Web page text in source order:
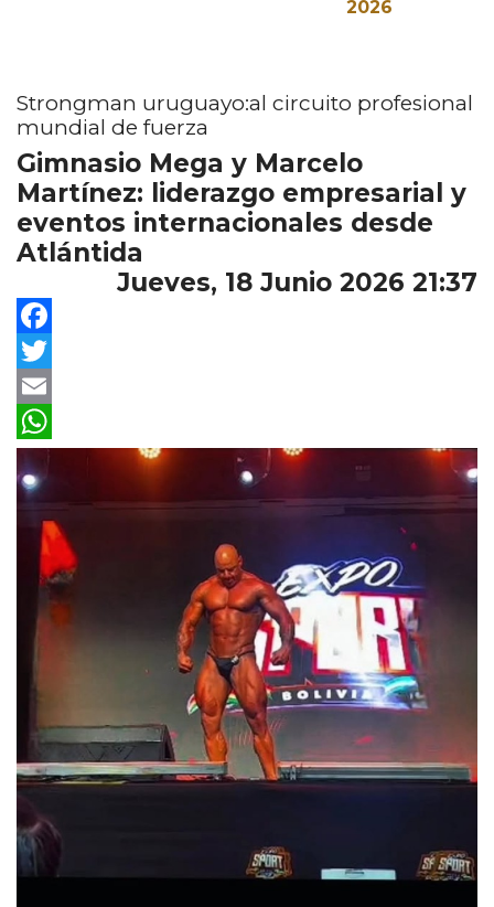
2026
Strongman uruguayo:al circuito profesional
mundial de fuerza
Gimnasio Mega y Marcelo
Martínez: liderazgo empresarial y
eventos internacionales desde
Atlántida
Jueves, 18 Junio 2026 21:37
Facebook
Twitter
Email
WhatsApp